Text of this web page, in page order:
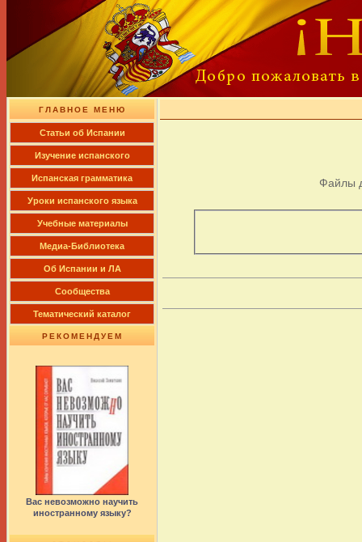
ГЛАВНОЕ МЕНЮ
Cтатьи об Испании
Изучение испанского
Испанская грамматика
Уроки испанского языка
Учебные материалы
Медиа-Библиотека
Об Испании и ЛА
Сообщества
Тематический каталог
РЕКОМЕНДУЕМ
Вас невозможно научить
иностранному языку?
Файлы